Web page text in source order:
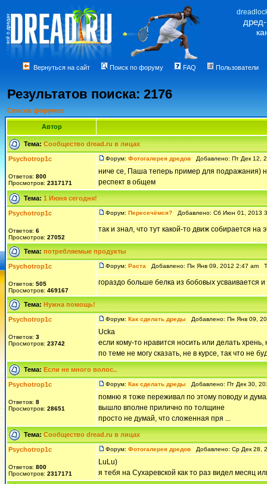
Вернуться на сайт Поиск по форуму FAQ Пользователи
Результатов поиска: 2176
Список форумов
Автор
Тема: Сообщество dread.ru в лицах
Psychotrop1c
Ответов: 800
Просмотров: 2317171
Форум: Фотогалерея дредов Добавлено: Пт Дек 12,
ниче се, Паша теперь пример для подражания)
респект в общем
Тема: 1 Июня сегодня!
Psychotrop1c
Ответов: 6
Просмотров: 27052
Форум: Пересечёмся? Добавлено: Сб Июн 01, 2013
так и знал, что тут какой-то движ собирается на
Тема: потребляемые продукты
Psychotrop1c
Ответов: 505
Просмотров: 469167
Форум: Раста Добавлено: Пн Янв 09, 2012 2:47 am
гораздо больше белка из бобовых усваивается
Тема: Нужна помощь!
Psychotrop1c
Ответов: 3
Просмотров: 23742
Форум: Как сделать дреды Добавлено: Пн Янв 09,
Ucka
если кому-то нравится носить или делать
по теме не могу сказать, не в курсе, так что не
Тема: Если не много волос..
Psychotrop1c
Ответов: 8
Просмотров: 28651
Форум: Как сделать дреды Добавлено: Пт Дек 30,
помню я тоже переживал по этому поводу и
вышло вполне прилично по толщине
просто не думай, что сложенная пря ...
Тема: Сообщество dread.ru в лицах
Psychotrop1c
Ответов: 800
Просмотров: 2317171
Форум: Фотогалерея дредов Добавлено: Ср Дек 28,
LuLu)
я тебя на Сухаревской как то раз видел месяц